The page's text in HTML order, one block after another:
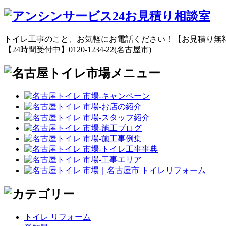
トイレ工事のこと、お気軽にお電話ください！【お見積り無
【24時間受付中】0120-1234-22(名古屋市)
トイレ リフォーム